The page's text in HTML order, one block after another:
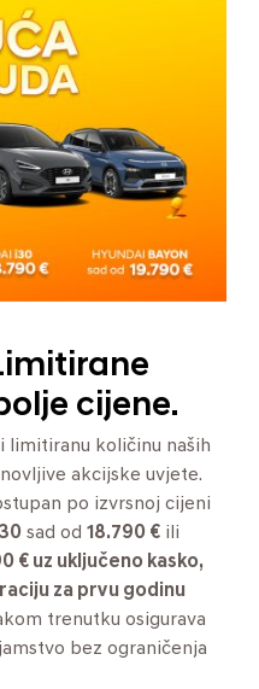
cijene.
limitiranu količinu naših
akcijske uvjete.
po izvrsnoj cijeni
sad od 18.790 € ili
€ uz uključeno kasko,
za prvu godinu
trenutku osigurava
bez ograničenja